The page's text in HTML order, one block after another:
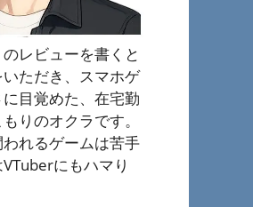
レビューを書くと
ただき、スマホゲ
目覚めた、在宅勤
りのオクラです。
れるゲームは苦手
にもハマり